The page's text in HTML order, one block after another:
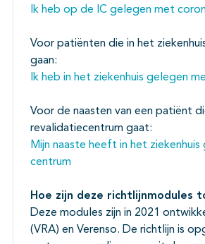
Ik heb op de IC gelegen met
Voor patiënten die in het
gaan:
Ik heb in het ziekenhuis gelegen
Voor de naasten van een patiënt
revalidatiecentrum gaat:
Mijn naaste heeft in het
centrum
Hoe zijn deze richtlijnmodules
Deze modules zijn in 2021
(VRA) en Verenso. De richtlijn is